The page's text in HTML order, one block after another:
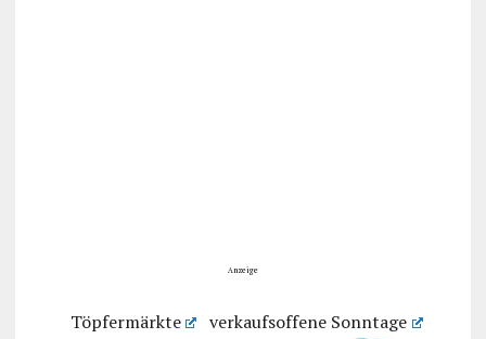
Anzeige
Töpfermärkte
verkaufsoffene Sonntage